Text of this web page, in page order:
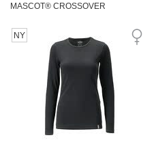
MASCOT® CROSSOVER
NY